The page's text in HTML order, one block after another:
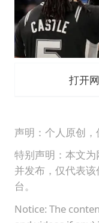
打开
声明：个人原创，
特别声明：本文为
并发布，仅代表
台。
Notice: The